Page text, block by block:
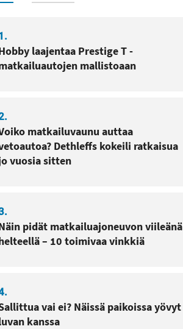
laajentaa Prestige T -
mallistoaan
matkailuvaunu auttaa
Dethleffs kokeili ratkaisua
vuosia sitten
pidät matkailuajoneuvon viileänä
– 10 toimivaa vinkkiä
vai ei? Näissä paikoissa yövyt
kanssa